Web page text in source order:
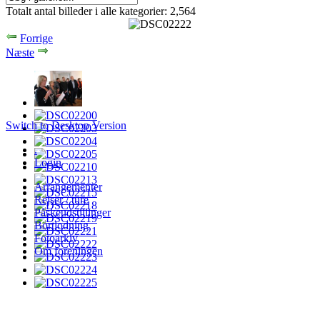
Totalt antal billeder i alle kategorier: 2,564
Forrige
Næste
Switch to Desktop Version
.
Login
Arrangementer
Rejser / ture
Påskeudstillinger
Bortlodning
Fotoarkiv
Om foreningen